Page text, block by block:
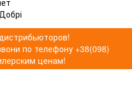
по телефону +38(098)
ценам!